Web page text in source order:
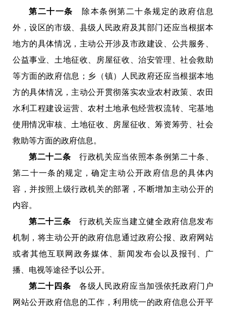
第二十一条
除本条例第二十条规定的政府信息
外，设区的市级、县级人民政府及其部门还应当根据本
地方的具体情况，主动公开涉及市政建设、公共服务、
公益事业、土地征收、房屋征收、治安管理、社会救助
等方面的政府信息；乡（镇）人民政府还应当根据本地
方的具体情况，主动公开贯彻落实农业农村政策、农田
水利工程建设运营、农村土地承包经营权流转、宅基地
使用情况审核、土地征收、房屋征收、筹资筹劳、社会
救助等方面的政府信息。
第二十二条
行政机关应当依照本条例第二十条、
第二十一条的规定，确定主动公开政府信息的具体内
容，并按照上级行政机关的部署，不断增加主动公开的
内容。
第二十三条 行政机关应当建立健全政府信息发布
机制，将主动公开的政府信息通过政府公报、政府网站
或者其他互联网政务媒体、新闻发布会以及报刊、广
播、电视等途径予以公开。
第二十四条
各级人民政府应当加强依托政府门户
网站公开政府信息的工作，利用统一的政府信息公开平